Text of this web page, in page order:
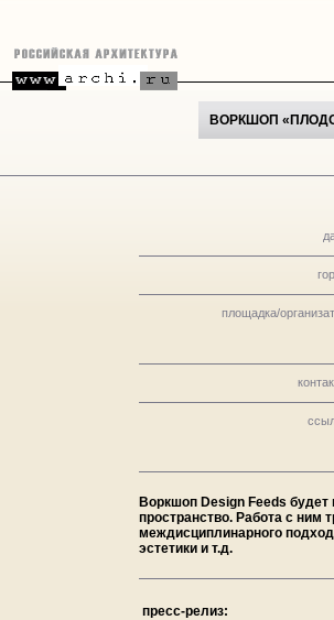
ВОРКШОП
площадка/
Воркшоп Design Feeds
пространство. Работа с ним
междисциплинарного
эстетики и т.д.
пресс-релиз: